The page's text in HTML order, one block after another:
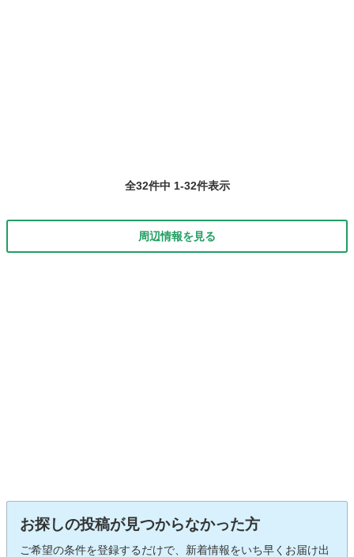
全32件中 1-32件表示
周辺情報を見る
お探しの投稿が見つからなかった方
ご希望の条件を登録するだけで、新着情報をいち早くお届け出